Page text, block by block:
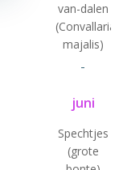
van-dalen
(Convallaria
majalis)
-
juni
Spechtjes
(grote